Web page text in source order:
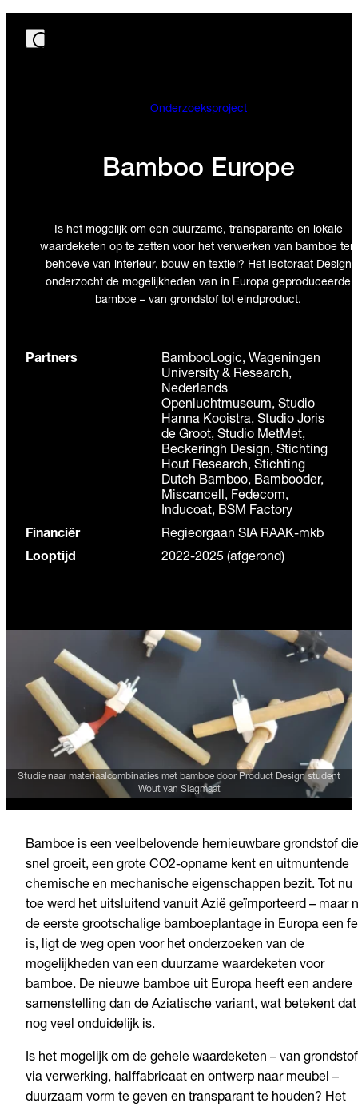
Onderzoeksproject
Bamboo Europe
Is het mogelijk om een duurzame, transparante en lokale
waardeketen op te zetten voor het verwerken van bamboe ten
behoeve van interieur, bouw en textiel? Het lectoraat Design
onderzocht de mogelijkheden van in Europa geproduceerde
bamboe – van grondstof tot eindproduct.
Partners
BambooLogic, Wageningen
University & Research,
Nederlands
Openluchtmuseum, Studio
Hanna Kooistra, Studio Joris
de Groot, Studio MetMet,
Beckeringh Design, Stichting
Hout Research, Stichting
Dutch Bamboo, Bambooder,
Miscancell, Fedecom,
Inducoat, BSM Factory
Financiër
Regieorgaan SIA RAAK-mkb
Looptijd
2022-2025 (afgerond)
Studie naar materiaalcombinaties met bamboe door Product Design student
Wout van Slagmaat
Bamboe is een veelbelovende hernieuwbare grondstof die
snel groeit, een grote CO2-opname kent en uitmuntende
chemische en mechanische eigenschappen bezit. Tot nu
toe werd het uitsluitend vanuit Azië geïmporteerd – maar
de eerste grootschalige bamboeplantage in Europa een
is, ligt de weg open voor het onderzoeken van de
mogelijkheden van een duurzame waardeketen voor
bamboe. De nieuwe bamboe uit Europa heeft een andere
samenstelling dan de Aziatische variant, wat betekent dat
nog veel onduidelijk is.
Is het mogelijk om de gehele waardeketen – van grondstof
via verwerking, halffabricaat en ontwerp naar meubel –
duurzaam vorm te geven en transparant te houden? Het